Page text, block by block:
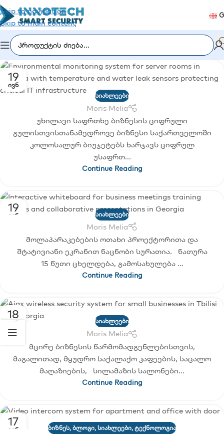
Skip to navigation
Skip to main content
19
ᲘᲕᲜ
ᲡᲘᲐᲮᲚᲔᲔᲑᲘ
Moris Melia
უხილავი საფრთხე ბიზნესის ციფრული
გულისთვისთანამედროვე ბიზნესი საქართველოში
კოლოსალურ ბიუჯეტებს ხარჯავს ციფრულ
უსაფრთ...
Continue Reading
19
ᲘᲕᲜ ᲡᲘᲐᲮᲚᲔᲔᲑᲘ
Moris Melia
მოლაპარაკებების ოთახი პროექტორითა და
შტატივიანი ეკრანით ნაცნობი სურათია. ნათურა
15 წუთი ცხელდება, გამოსახულება ...
Continue Reading
18 ᲡᲘᲐᲮᲚᲔᲔᲑᲘ
Moris Melia
მცირე ბიზნესის წარმომადგენლებისთვის,
მაგალითად, მყუდრო საქალაქო კაფეების, საცალო
მაღაზიების, სილამაზის სალონები...
Continue Reading
17
ᲘᲕᲜ ᲑᲘᲖᲜᲔᲡ, ᲑᲚᲝᲒᲘ, ᲡᲘᲐᲮᲚᲔᲔᲑᲘ, ᲢᲔᲥᲜᲝᲚᲝᲒᲘᲐ